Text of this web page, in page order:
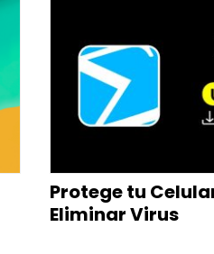
Protege tu
Eliminar Virus